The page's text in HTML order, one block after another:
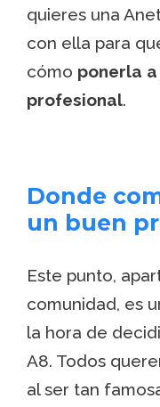
quieres una
con ella para
cómo ponerla
profesional.
Donde
un buen
Este punto,
comunidad, es
la hora de
A8. Todos
al ser tan